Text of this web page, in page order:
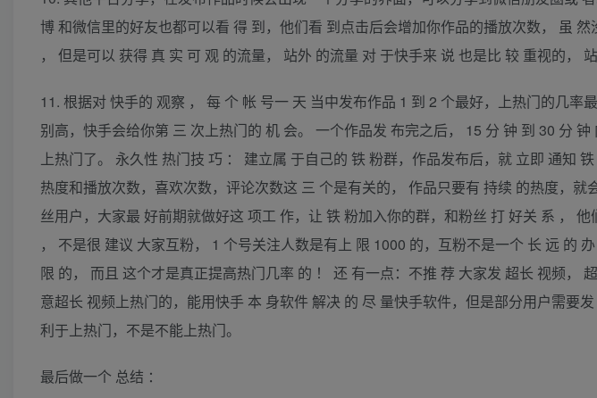
博 和微信里的好友也都可以看 得 到，他们看 到点击后会增加你作品的播放次数， 虽 然
， 但是可以 获得 真 实 可 观 的流量， 站外 的流量 对 于快手来 说 也是比 较 重视的，
11. 根据对 快手的 观察 ， 每 个 帐 号一 天 当中发布作品 1 到 2 个最好，上热门的几率
别高，快手会给你第 三 次上热门的 机 会。 一个作品发 布完之后， 15 分 钟 到 30 分
上热门了。 永久性 热门技 巧 ： 建立属 于自己的 铁 粉群，作品发布后，就 立即 通知
热度和播放次数，喜欢次数，评论次数这 三 个是有关的， 作品只要有 持续 的热度，就
丝用户，大家最 好前期就做好这 项工 作，让 铁 粉加入你的群，和粉丝 打 好关 系 ，
， 不是很 建议 大家互粉， 1 个号关注人数是有上 限 1000 的，互粉不是一个 长 远 的
限 的， 而且 这个才是真正提高热门几率 的 ！ 还 有一点：不推 荐 大家发 超长 视频，
意超长 视频上热门的，能用快手 本 身软件 解决 的 尽 量快手软件，但是部分用户需要
利于上热门，不是不能上热门。
最后做一个 总结 ：